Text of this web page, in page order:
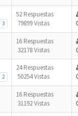
3
52 Respuestas
79899 Vistas
16 Respuestas
32178 Vistas
2
24 Respuestas
50254 Vistas
16 Respuestas
31192 Vistas